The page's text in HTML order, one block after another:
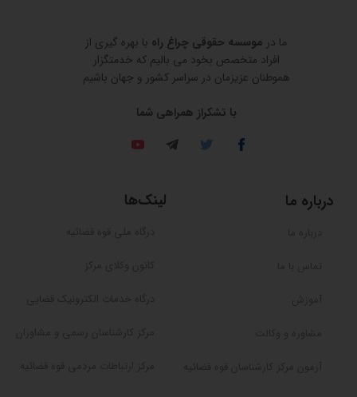
ما در موسسه حقوقی چراغ راه با بهره گیری از
افراد متخصص بخود می بالیم که خدمتگزار
هموطنان عزیزمان در سراسر کشور و جهان باشیم
​​​​​​​با تشکراز همراهی شما
درباره ما لینک‌ها